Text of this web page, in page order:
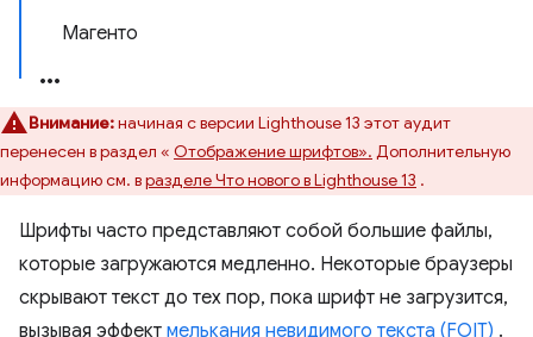
Магенто
Внимание:начиная с версии Lighthouse 13 этот аудит
перенесен в раздел « Отображение шрифтов». Дополнительную
информацию см. вразделе Что нового в Lighthouse 13 .
Шрифты часто представляют собой большие файлы,
которые загружаются медленно. Некоторые браузеры
скрывают текст до тех пор, пока шрифт не загрузится,
вызывая эффект мелькания невидимого текста (FOIT) .